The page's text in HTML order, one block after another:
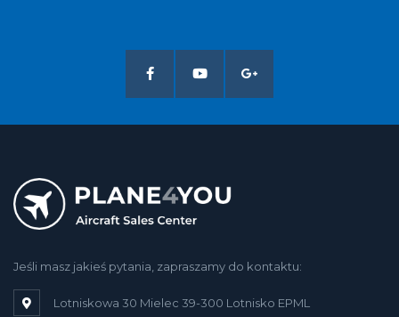
Jeśli masz jakieś pytania, zapraszamy do kontaktu:
Lotniskowa 30 Mielec 39-300 Lotnisko EPML